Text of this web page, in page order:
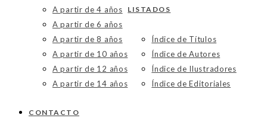
A partir de 4 años
A partir de 6 años
A partir de 8 años
A partir de 10 años
A partir de 12 años
A partir de 14 años
LISTADOS
Índice de Títulos
Índice de Autores
Índice de Ilustradores
Índice de Editoriales
CONTACTO